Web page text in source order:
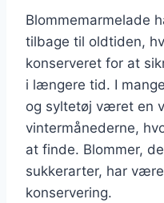
Blommemarmelade
tilbage til oldtiden,
konserveret for at
i længere tid. I
og syltetøj været en
vintermånederne,
at finde. Blommer,
sukkerarter, har
konservering.